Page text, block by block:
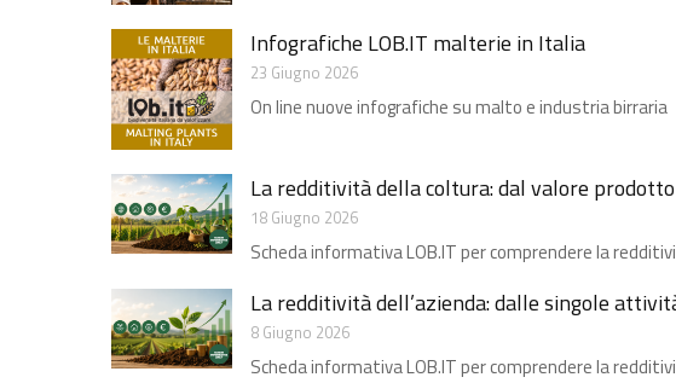
Infografiche LOB.IT malterie in Italia
23 Giugno 2026
On line nuove infografiche su malto e industria birraria
La redditività della coltura: dal valore
18 Giugno 2026
Scheda informativa LOB.IT per comprendere la
La redditività dell’azienda: dalle singole
8 Giugno 2026
Scheda informativa LOB.IT per comprendere la